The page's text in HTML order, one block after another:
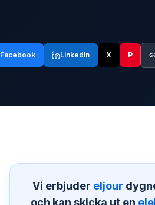
Facebook LinkedIn X P
Vi erbjuder eljour
och kan skicka ut en